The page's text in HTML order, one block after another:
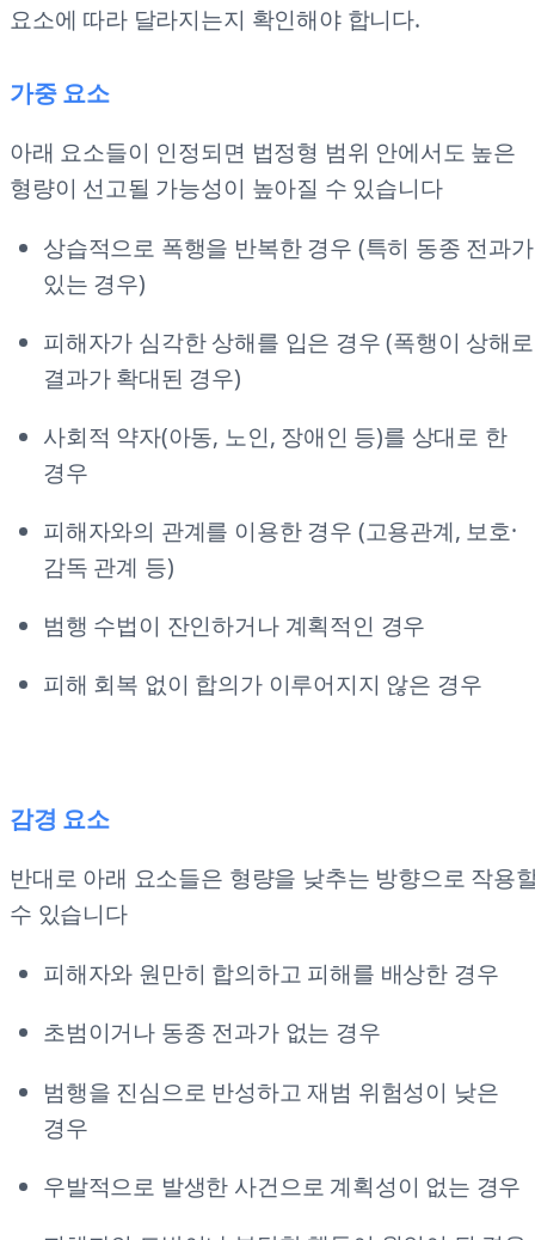
요소에 따라 달라지는지 확인해야 합니다.
가중 요소
아래 요소들이 인정되면 법정형 범위 안에서도 높은
형량이 선고될 가능성이 높아질 수 있습니다
상습적으로 폭행을 반복한 경우 (특히 동종 전과가
있는 경우)
피해자가 심각한 상해를 입은 경우 (폭행이 상해로
결과가 확대된 경우)
사회적 약자(아동, 노인, 장애인 등)를 상대로 한
경우
피해자와의 관계를 이용한 경우 (고용관계, 보호·
감독 관계 등)
범행 수법이 잔인하거나 계획적인 경우
피해 회복 없이 합의가 이루어지지 않은 경우
감경 요소
반대로 아래 요소들은 형량을 낮추는 방향으로 작용
수 있습니다
피해자와 원만히 합의하고 피해를 배상한 경우
초범이거나 동종 전과가 없는 경우
범행을 진심으로 반성하고 재범 위험성이 낮은
경우
우발적으로 발생한 사건으로 계획성이 없는 경우